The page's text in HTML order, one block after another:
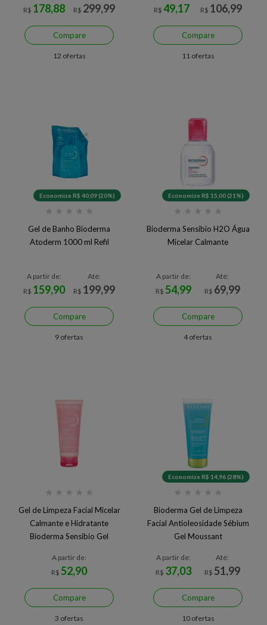
R$ 178,88
R$ 299,99
Compare
12 ofertas
R$ 49,17
R$ 106,99
Compare
11 ofertas
Economize R$ 40,09 (20%)
★ ★ ★ ★ ★
Gel de Banho Bioderma
Atoderm 1000 ml Refil
A partir de:
R$ 159,90
Até:
R$ 199,99
Compare
9 ofertas
Economize R$ 15,00 (21%)
★ ★ ★ ★ ★
Bioderma Sensibio H2O Água
Micelar Calmante
A partir de:
R$54,99
Até:
R$ 69,99
Compare
4 ofertas
★ ★ ★ ★ ★
Gel de Limpeza Facial Micelar
Calmante e Hidratante
Bioderma Sensibio Gel
A partir de:
R$ 52,90
Compare
3 ofertas
Economize R$ 14,96 (28%)
★ ★ ★ ★ ★
Bioderma Gel de Limpeza
Facial Antioleosidade Sébium
Gel Moussant
A partir de:
R$ 37,03
Até:
R$ 51,99
Compare
10 ofertas